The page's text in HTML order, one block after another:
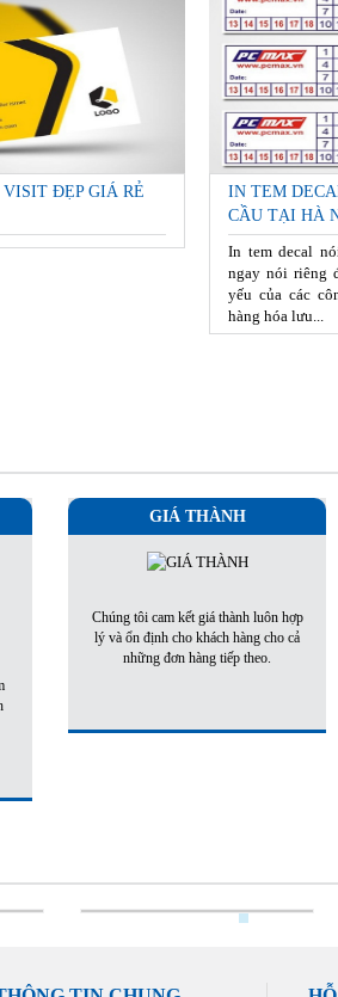
ĐẸP GIÁ RẺ
IN TEM
CẦU TẠI HÀ
In tem decal
ngay nói riêng
yếu của các
hàng hóa lưu...
GIÁ THÀNH
Chúng tôi cam kết giá thành luôn hợp
lý và ổn định cho khách hàng cho cả
những đơn hàng tiếp theo.